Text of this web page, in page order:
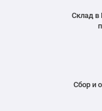
Склад в
Сбор и